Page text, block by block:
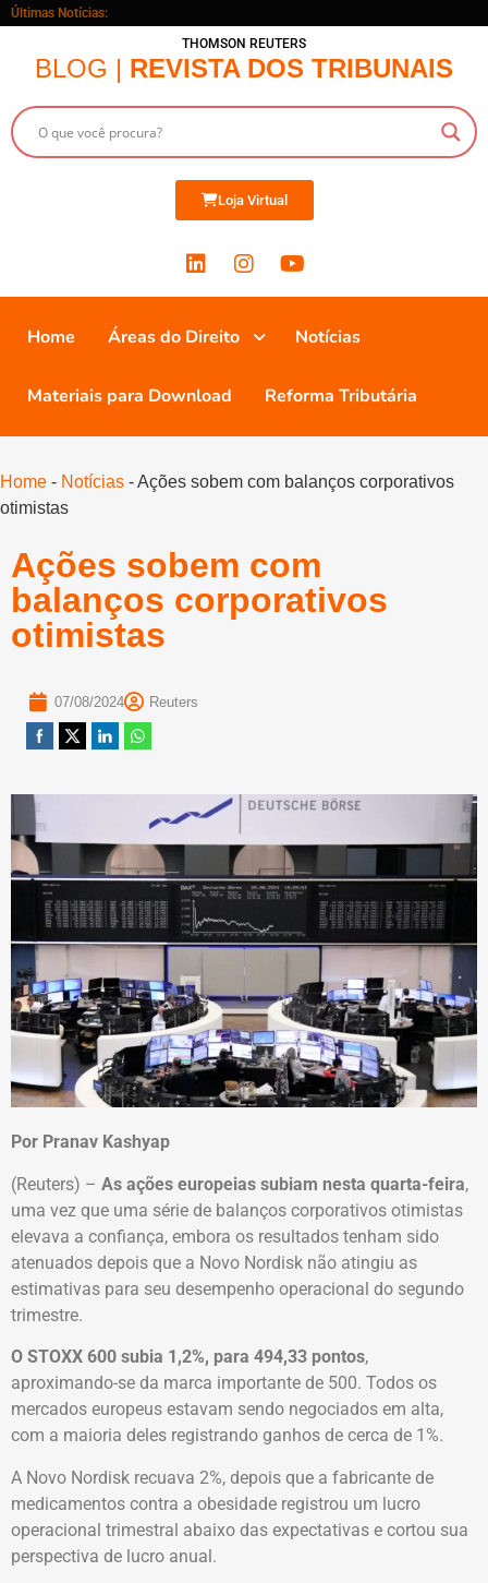
Últimas Notícias:
THOMSON REUTERS
BLOG | REVISTA DOS TRIBUNAIS
Loja Virtual
Home Áreas do Direito Notícias
Materiais para Download Reforma Tributária
Home - Notícias -Ações sobem com balanços corporativos
otimistas
Ações sobem com
balanços corporativos
otimistas
07/08/2024 Reuters
Por Pranav Kashyap
(Reuters) – As ações europeias subiam nesta quarta-feira,
uma vez que uma série de balanços corporativos otimistas
elevava a confiança, embora os resultados tenham sido
atenuados depois que a Novo Nordisk não atingiu as
estimativas para seu desempenho operacional do segundo
trimestre.
O STOXX 600 subia 1,2%, para 494,33 pontos,
aproximando-se da marca importante de 500. Todos os
mercados europeus estavam sendo negociados em alta,
com a maioria deles registrando ganhos de cerca de 1%.
A Novo Nordisk recuava 2%, depois que a fabricante de
medicamentos contra a obesidade registrou um lucro
operacional trimestral abaixo das expectativas e cortou sua
perspectiva de lucro anual.